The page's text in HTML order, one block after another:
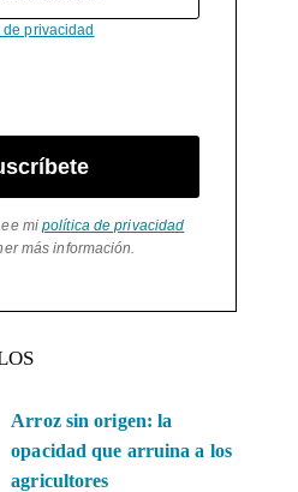
privacidad
mipolítica de privacidad
más información.
Arroz sin origen: la
opacidad que arruina a los
agricultores